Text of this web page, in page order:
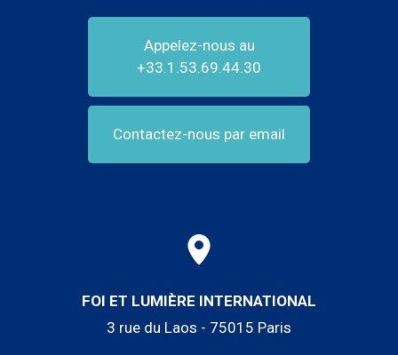
Appelez-nous au
+33.1.53.69.44.30
Contactez-nous par email
FOI ET LUMIÈRE INTERNATIONAL
3 rue du Laos - 75015 Paris